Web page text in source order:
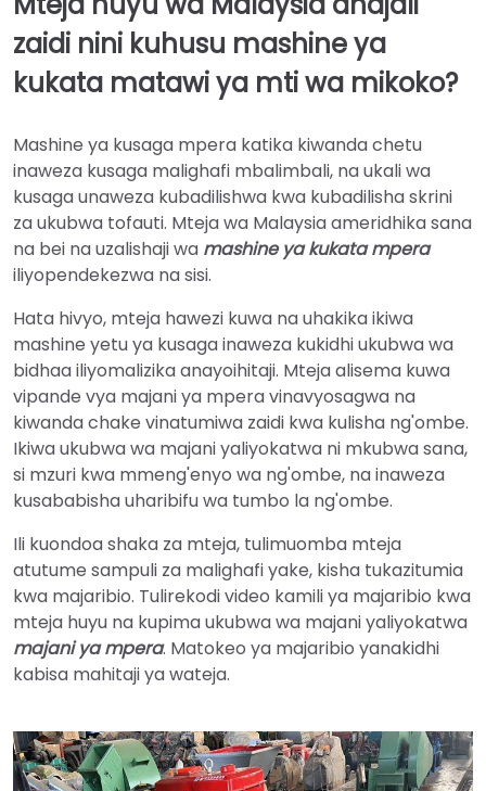
zaidi nini kuhusu mashine ya
kukata matawi ya mti wa mikoko?
Mashine ya kusaga mpera katika kiwanda chetu
inaweza kusaga malighafi mbalimbali, na ukali wa
kusaga unaweza kubadilishwa kwa kubadilisha skrini
za ukubwa tofauti. Mteja wa Malaysia ameridhika sana
na bei na uzalishaji wa mashine ya kukata mpera
iliyopendekezwa na sisi.
Hata hivyo, mteja hawezi kuwa na uhakika ikiwa
mashine yetu ya kusaga inaweza kukidhi ukubwa wa
bidhaa iliyomalizika anayoihitaji. Mteja alisema kuwa
vipande vya majani ya mpera vinavyosagwa na
kiwanda chake vinatumiwa zaidi kwa kulisha ng'ombe.
Ikiwa ukubwa wa majani yaliyokatwa ni mkubwa sana,
si mzuri kwa mmeng'enyo wa ng'ombe, na inaweza
kusababisha uharibifu wa tumbo la ng'ombe.
Ili kuondoa shaka za mteja, tulimuomba mteja
atutume sampuli za malighafi yake, kisha tukazitumia
kwa majaribio. Tulirekodi video kamili ya majaribio kwa
mteja huyu na kupima ukubwa wa majani yaliyokatwa
majani ya mpera. Matokeo ya majaribio yanakidhi
kabisa mahitaji ya wateja.